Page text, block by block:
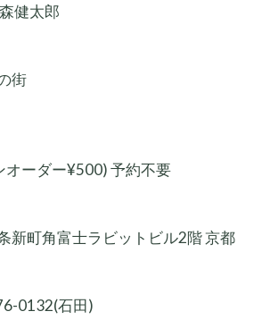
健太郎
街
オーダー¥500) 予約不要
新町角富士ラビットビル2階 京都
0132(石田)